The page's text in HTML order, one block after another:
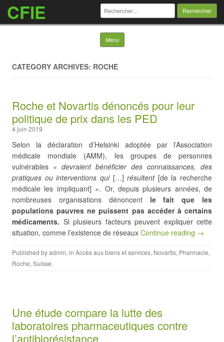
CFIE Rechercher :
Menu Skip to content
CATEGORY ARCHIVES: ROCHE
Roche et Novartis dénoncés pour leur
politique de prix dans les PED
4 juin 2019
Selon la déclaration d’Helsinki adoptée par l’Association
médicale mondiale (AMM), les groupes de personnes
vulnérables « devraient bénéficier des connaissances, des
pratiques ou interventions qui[…]résultent[de la recherche
médicale les impliquant] ». Or, depuis plusieurs années, de
nombreuses organisations dénoncent le fait que les
populations pauvres ne puissent pas accéder à certains
médicaments. Si plusieurs facteurs peuvent expliquer cette
situation, comme l’existence de réseaux Continue reading →
Published byadmin, in Accès aux biens et services, Novartis, Pharmacie,
Roche, Suisse.
Une étude compare la lutte des
laboratoires pharmaceutiques contre
l’antibiorésistance